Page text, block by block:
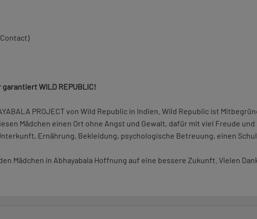
WILD REPUBLIC!
PROJECT von Wild Republic in Indien. Wild Republic ist
Mädchen einen Ort ohne Angst und Gewalt, dafür mit viel Freude
Ernährung, Bekleidung, psychologische Betreuung, einen
Mädchen in Abhayabala Hoffnung auf eine bessere Zukunft. Vielen